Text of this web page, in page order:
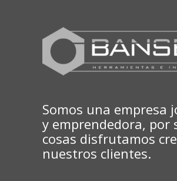
Somos una empresa
y emprendedora, por
cosas disfrutamos
nuestros clientes.